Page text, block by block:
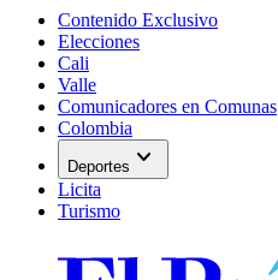
Contenido Exclusivo
Elecciones
Cali
Valle
Comunicadores en Comunas
Colombia
Deportes expand_more
Licita
Turismo